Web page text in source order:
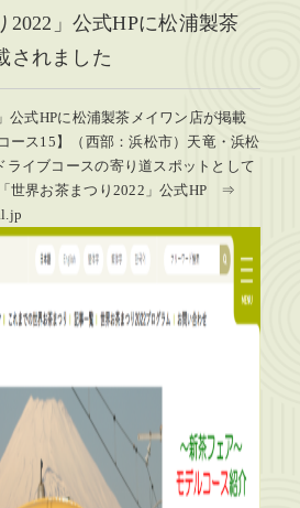
2022」公式HPに松浦製茶
されました
公式HPに松浦製茶メイワン店が掲載
ース15】（西部：浜松市）天竜・浜松
ライブコースの寄り道スポットとして
世界お茶まつり2022」公式HP ⇒